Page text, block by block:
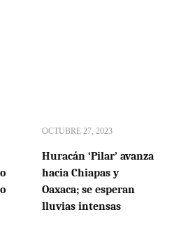
OCTUBRE 27, 2023
Huracán ‘Pilar’ avanza
hacia Chiapas y
Oaxaca; se esperan
lluvias intensas